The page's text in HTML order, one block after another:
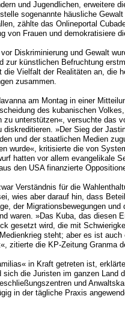
und Jugendlichen, erweitere
sogenannte häusliche
zählte das Onlineportal
von Frauen und demokratisiere
Diskriminierung und Gewalt
zur künstlichen Befruchtung
die Vielfalt der Realitäten an, die
zusammen.
am Montag in einer
des kubanischen
zu unterstützen«, versuchte das
diskreditieren. »Der Sieg der
und der staatlichen Medien
wurde«, kritisierte die von
hatten vor allem evangelikale
den USA finanzierte
Verständnis für die
wies aber darauf hin, dass
der Migrationsbewegungen
waren. »Das Kuba, das diesen
gesetzt wird, die mit
steht; aber es ist
zitierte die KP-Zeitung Granma
in Kraft getreten ist,
sich die Juristen im ganzen Land
und
in der tägliche Praxis